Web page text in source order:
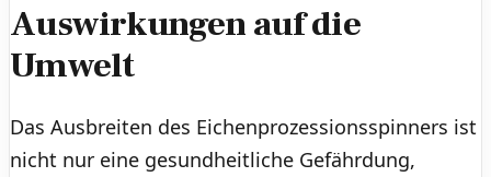
Auswirkungen auf die
Umwelt
Das Ausbreiten des Eichenprozessionsspinners ist
nicht nur eine gesundheitliche Gefährdung,